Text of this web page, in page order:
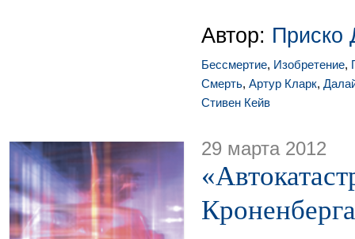
Автор: Приско
Бессмертие, Изобретение,
Смерть, Артур Кларк,
Стивен Кейв
29 марта 2012
Кроненберга